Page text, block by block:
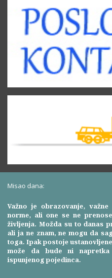
Misao dana:
Važno je obrazovanje,
norme, ali one se ne
življenja. Možda su to danas
ali ja ne znam, ne mogu da
toga. Ipak postoje
može da bude ni
ispunjenog pojedinca.